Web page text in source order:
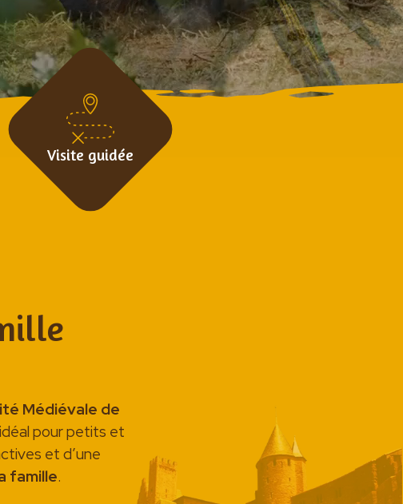
Visite guidée
Médiévale de
pour petits et
et d’une
famille.